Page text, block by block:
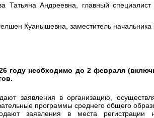
Татьяна Андреевна, главный специалист
Куанышевна, заместитель
году необходимо до 2 февраля
заявления в организацию,
программы среднего общего
заявления в места